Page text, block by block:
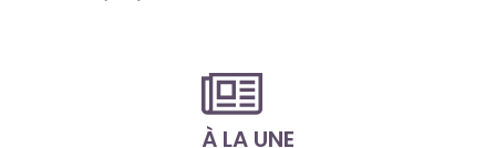
À LA UNE